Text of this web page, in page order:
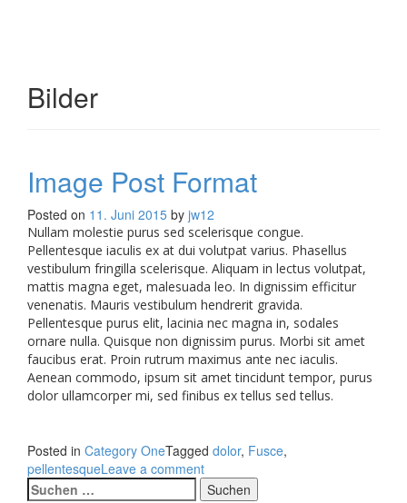
Bilder
Image Post Format
Posted on 11. Juni 2015 by jw12
Nullam molestie purus sed scelerisque congue.
Pellentesque iaculis ex at dui volutpat varius. Phasellus
vestibulum fringilla scelerisque. Aliquam in lectus volutpat,
mattis magna eget, malesuada leo. In dignissim efficitur
venenatis. Mauris vestibulum hendrerit gravida.
Pellentesque purus elit, lacinia nec magna in, sodales
ornare nulla. Quisque non dignissim purus. Morbi sit amet
faucibus erat. Proin rutrum maximus ante nec iaculis.
Aenean commodo, ipsum sit amet tincidunt tempor, purus
dolor ullamcorper mi, sed finibus ex tellus sed tellus.
Posted in Category OneTagged dolor, Fusce,
pellentesqueLeave a comment
Suchen